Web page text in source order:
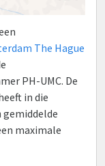
The Hague
PH-UMC. De
in die
maximale